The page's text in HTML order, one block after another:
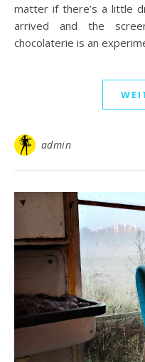
matter if there’s a little
arrived and the
chocolaterie is an
admin